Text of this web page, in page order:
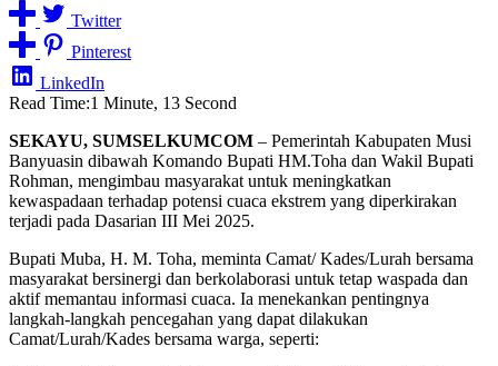
Twitter
Pinterest
LinkedIn
Read Time:1 Minute, 13 Second
SEKAYU, SUMSELKUMCOM – Pemerintah Kabupaten Musi
Banyuasin dibawah Komando Bupati HM.Toha dan Wakil Bupati
Rohman, mengimbau masyarakat untuk meningkatkan
kewaspadaan terhadap potensi cuaca ekstrem yang diperkirakan
terjadi pada Dasarian III Mei 2025.
Bupati Muba, H. M. Toha, meminta Camat/ Kades/Lurah bersama
masyarakat bersinergi dan berkolaborasi untuk tetap waspada dan
aktif memantau informasi cuaca. Ia menekankan pentingnya
langkah-langkah pencegahan yang dapat dilakukan
Camat/Lurah/Kades bersama warga, seperti: